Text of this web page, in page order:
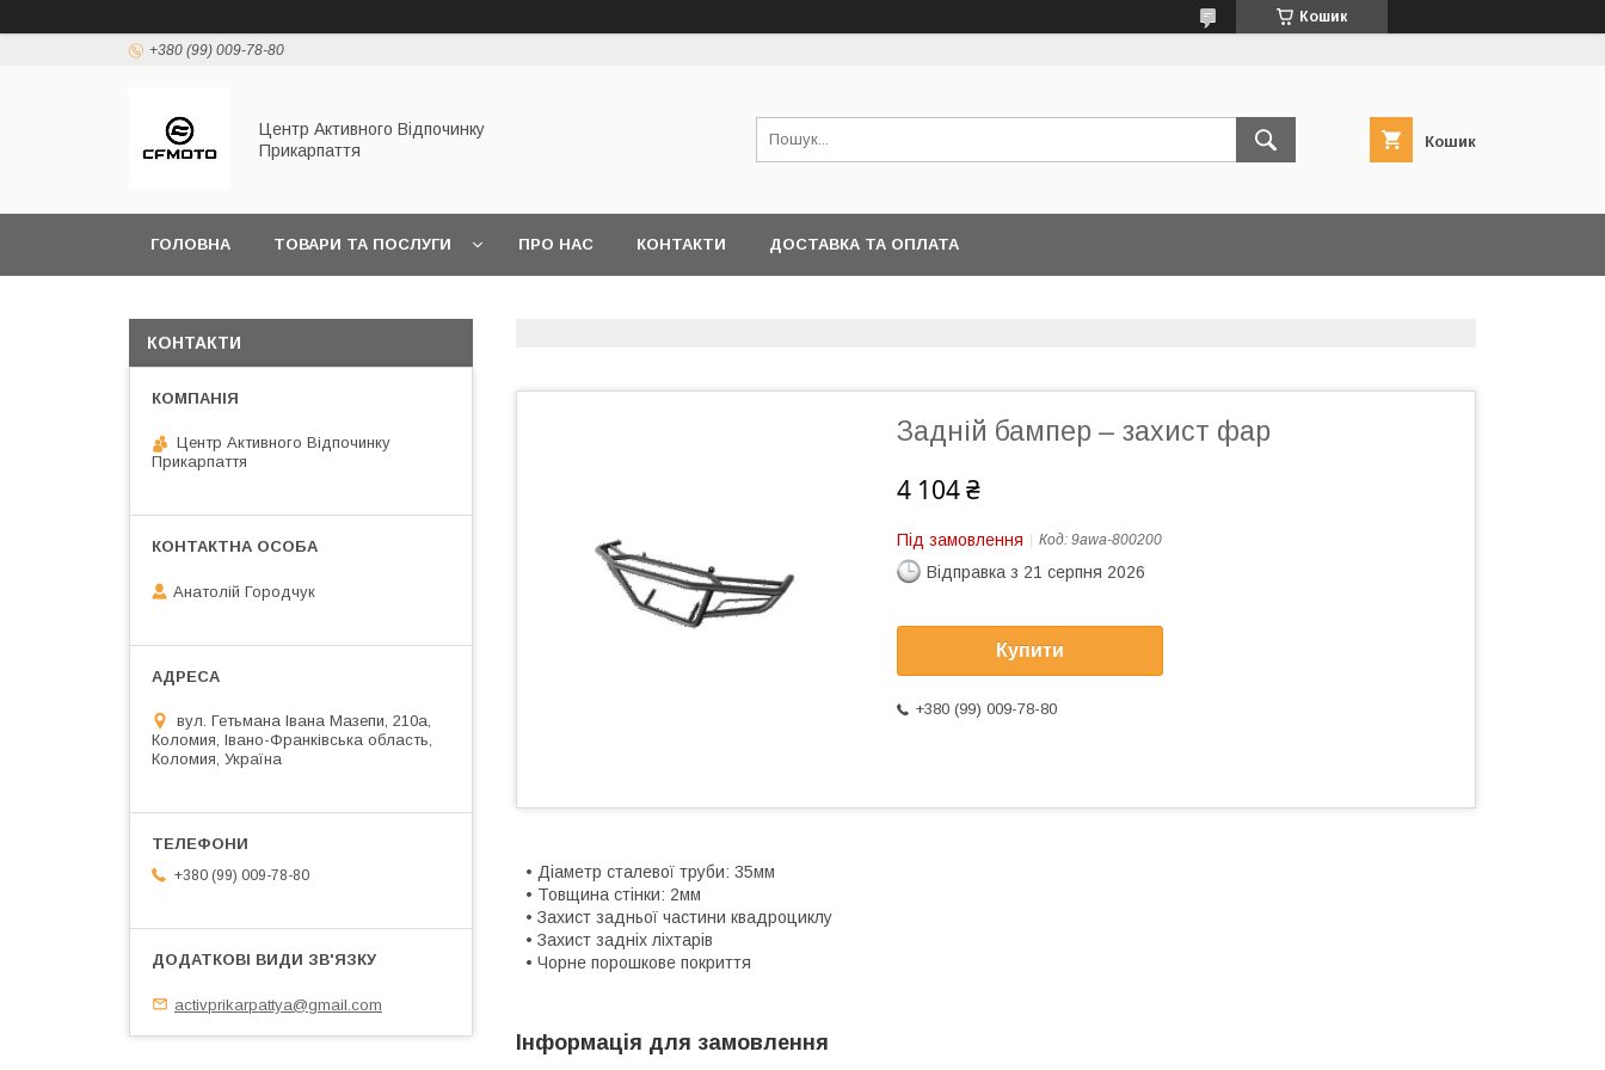
Кошик
+380 (99) 009-78-80
Центр Активного Відпочинку
Прикарпаття
Кошик
ГОЛОВНА ТОВАРИ ТА ПОСЛУГИ ПРО НАС КОНТАКТИ ДОСТАВКА ТА ОПЛАТА
Задній бампер – захист фар
4 104 ₴
Під замовлення Код: 9awa-800200
Відправка з 21 серпня 2026
Купити
+380 (99) 009-78-80
• Діаметр сталевої труби: 35мм
• Товщина стінки: 2мм
• Захист задньої частини квадроциклу
• Захист задніх ліхтарів
• Чорне порошкове покриття
Інформація для замовлення
КОНТАКТИ
Центр Активного Відпочинку
Прикарпаття
Анатолій Городчук
вул. Гетьмана Івана Мазепи, 210а,
Коломия, Івано-Франківська область,
Коломия, Україна
+380 (99) 009-78-80
activprikarpattya@gmail.com